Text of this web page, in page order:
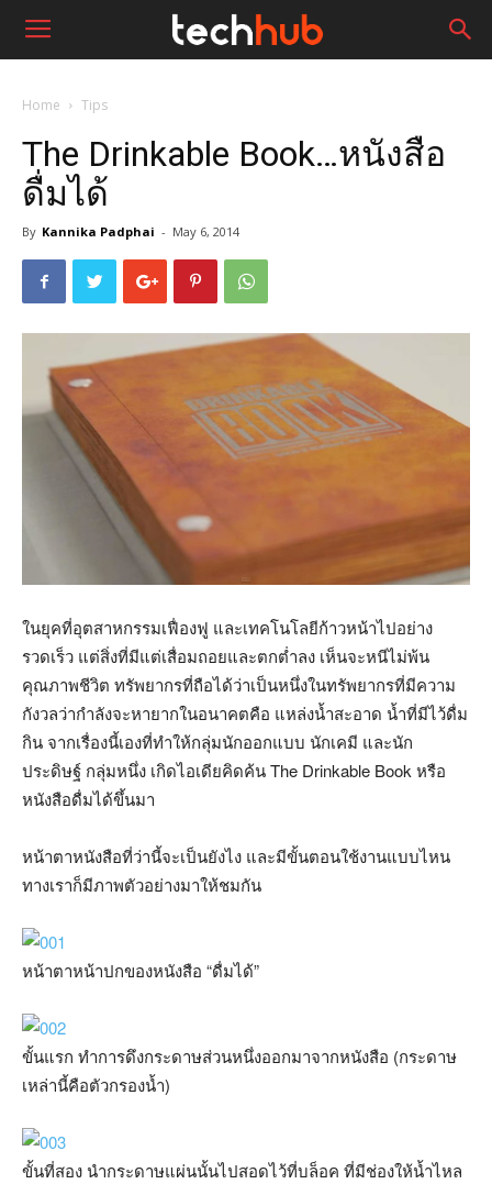
Home Tips
The Drinkable Book…หนังสือ
ดื่มได้
By Kannika Padphai - May 6, 2014
ในยุคที่อุตสาหกรรมเฟื่องฟู และเทคโนโลยีก้าวหน้าไปอย่าง
รวดเร็ว แต่สิ่งที่มีแต่เสื่อมถอยและตกต่ำลง เห็นจะหนีไม่พ้น
คุณภาพชีวิต ทรัพยากรที่ถือได้ว่าเป็นหนึ่งในทรัพยากรที่มีความ
กังวลว่ากำลังจะหายากในอนาคตคือ แหล่งน้ำสะอาด น้ำที่มีไว้ดื่ม
กิน จากเรื่องนี้เองที่ทำให้กลุ่มนักออกแบบ นักเคมี และนัก
ประดิษฐ์ กลุ่มหนึ่ง เกิดไอเดียคิดค้น The Drinkable Book หรือ
หนังสือดื่มได้ขึ้นมา
หน้าตาหนังสือที่ว่านี้จะเป็นยังไง และมีขั้นตอนใช้งานแบบไหน
ทางเราก็มีภาพตัวอย่างมาให้ชมกัน
หน้าตาหน้าปกของหนังสือ “ดื่มได้”
ขั้นแรก ทำการดึงกระดาษส่วนหนึ่งออกมาจากหนังสือ (กระดาษ
เหล่านี้คือตัวกรองน้ำ)
ขั้นที่สอง นำกระดาษแผ่นนั้นไปสอดไว้ที่บล็อค ที่มีช่องให้น้ำไหล